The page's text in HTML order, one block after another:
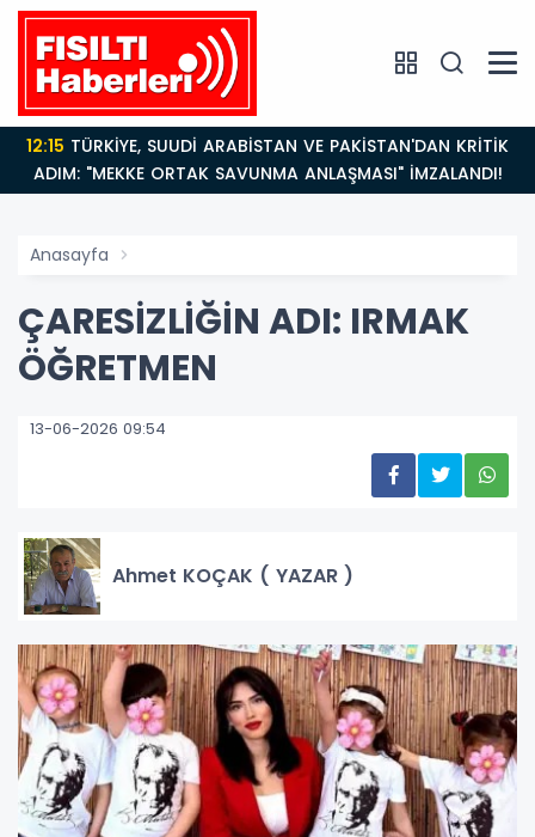
12:15
ADIM: "MEKKE ORTAK SAVUNMA ANLAŞMASI" İMZALANDI!
Anasayfa
ÇARESİZLİĞİN ADI: IRMAK
ÖĞRETMEN
13-06-2026 09:54
Ahmet KOÇAK ( YAZAR )